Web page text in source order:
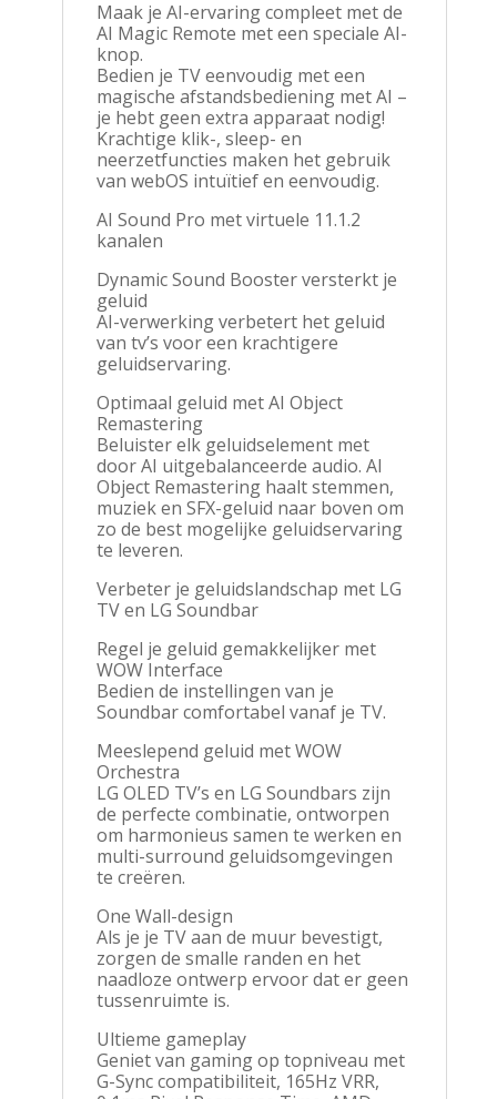
Maak je AI-ervaring compleet met de
AI Magic Remote met een speciale AI-
knop.
Bedien je TV eenvoudig met een
magische afstandsbediening met AI –
je hebt geen extra apparaat nodig!
Krachtige klik-, sleep- en
neerzetfuncties maken het gebruik
van webOS intuïtief en eenvoudig.
AI Sound Pro met virtuele 11.1.2
kanalen
Dynamic Sound Booster versterkt je
geluid
AI-verwerking verbetert het geluid
van tv’s voor een krachtigere
geluidservaring.
Optimaal geluid met AI Object
Remastering
Beluister elk geluidselement met
door AI uitgebalanceerde audio. AI
Object Remastering haalt stemmen,
muziek en SFX-geluid naar boven om
zo de best mogelijke geluidservaring
te leveren.
Verbeter je geluidslandschap met LG
TV en LG Soundbar
Regel je geluid gemakkelijker met
WOW Interface
Bedien de instellingen van je
Soundbar comfortabel vanaf je TV.
Meeslepend geluid met WOW
Orchestra
LG OLED TV’s en LG Soundbars zijn
de perfecte combinatie, ontworpen
om harmonieus samen te werken en
multi-surround geluidsomgevingen
te creëren.
One Wall-design
Als je je TV aan de muur bevestigt,
zorgen de smalle randen en het
naadloze ontwerp ervoor dat er geen
tussenruimte is.
Ultieme gameplay
Geniet van gaming op topniveau met
G-Sync compatibiliteit, 165Hz VRR,